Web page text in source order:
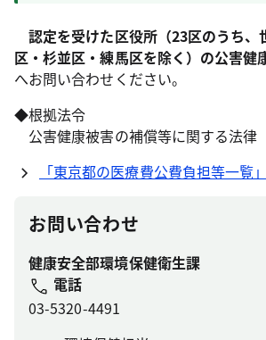
認定を受けた区役所（23区のうち、
区・杉並区・練馬区を除く）の公害健
へお問い合わせください。
◆根拠法令
公害健康被害の補償等に関する法律
「東京都の医療費公費負担等一覧
お問い合わせ
健康安全部環境保健衛生課
電話
03-5320-4491